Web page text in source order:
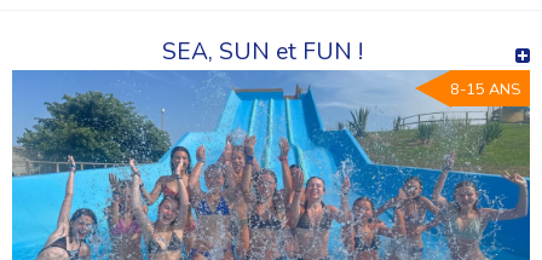
SEA, SUN et FUN !
8-15 ANS